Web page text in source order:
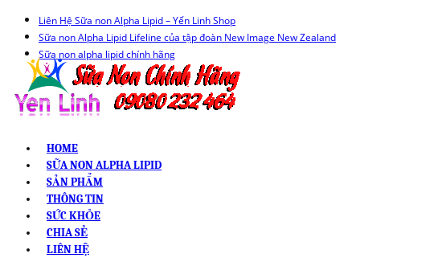
Liên Hệ Sữa non Alpha Lipid – Yến Linh Shop
Sữa non Alpha Lipid Lifeline của tập đoàn New Image New Zealand
Sữa non alpha lipid chính hãng
HOME
SỮA NON ALPHA LIPID
SẢN PHẨM
THÔNG TIN
SỨC KHỎE
CHIA SẺ
LIÊN HỆ